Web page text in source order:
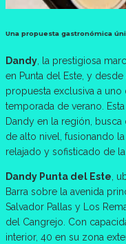
Una propuesta gastronómica
Dandy, la prestigiosa
en Punta del Este, y
propuesta exclusiva a
temporada de verano.
Dandy en la región,
de alto nivel, fusionando
relajado y sofisticado de
Dandy Punta del Este,
Barra sobre la avenida
Salvador Pallas y Los
del Cangrejo. Con
interior, 40 en su zona